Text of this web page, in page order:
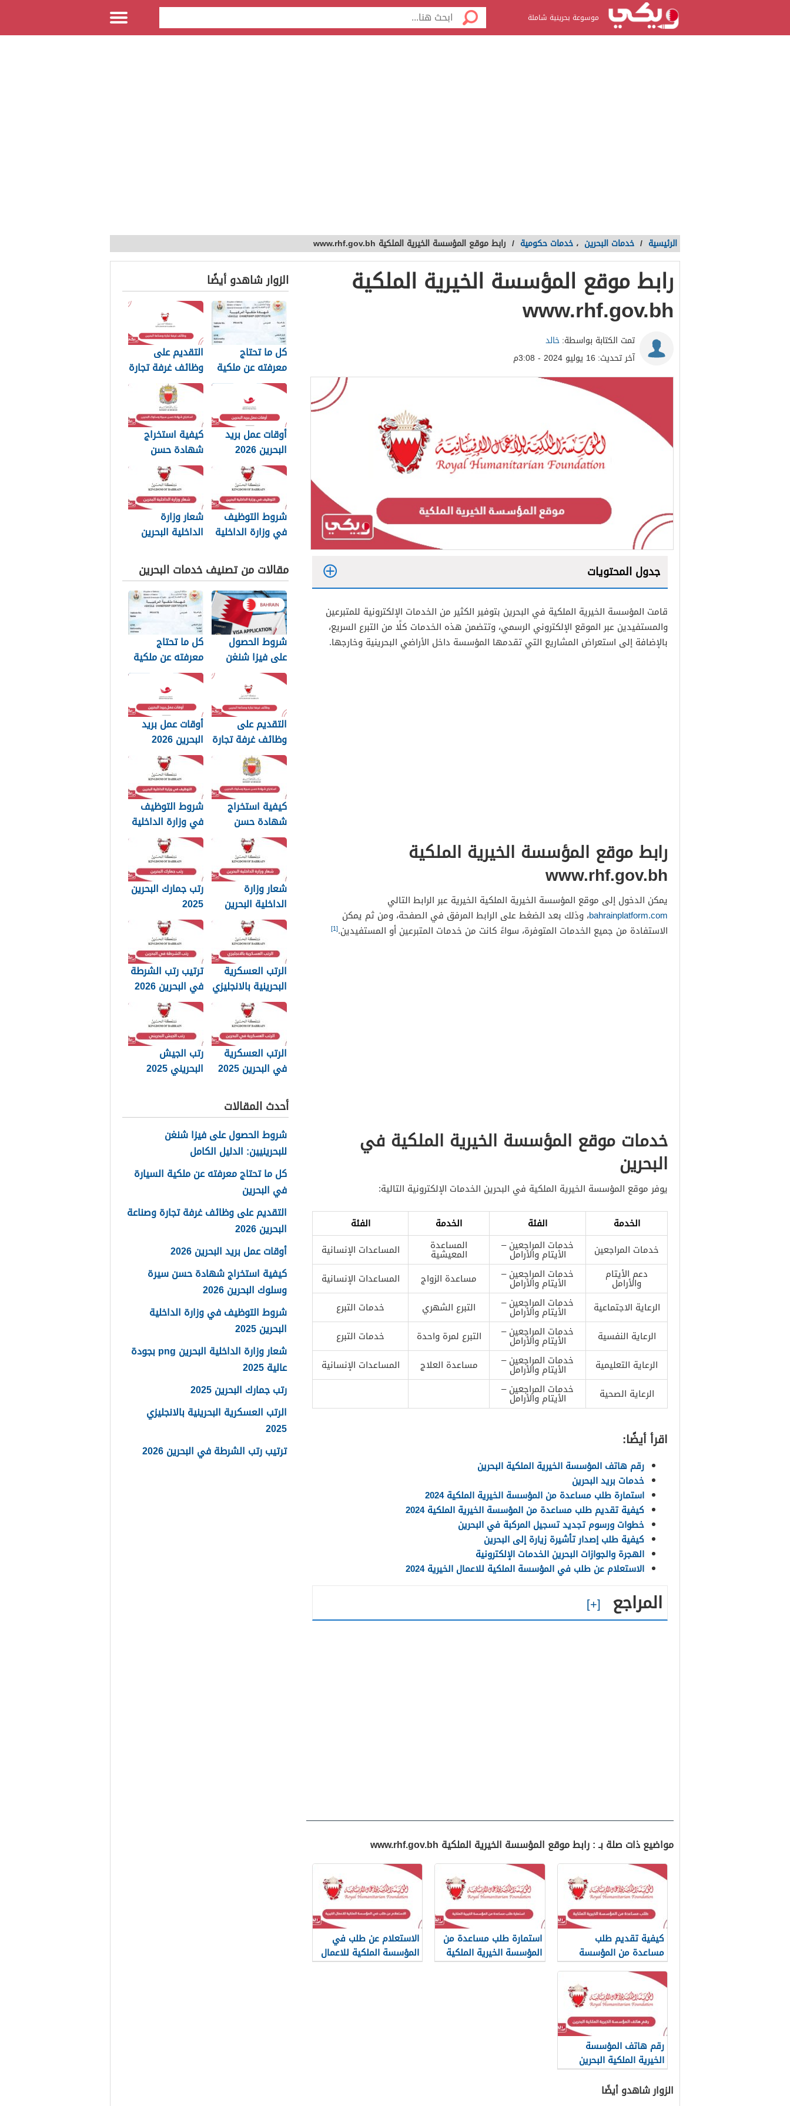
موسوعة بحرينية شاملة
الرئيسية / خدمات البحرين ، خدمات حكومية / رابط موقع المؤسسة الخيرية الملكية www.rhf.gov.bh
رابط موقع المؤسسة الخيرية الملكية
www.rhf.gov.bh
تمت الكتابة بواسطة:خالد
آخر تحديث: 16 يوليو 2024 - 3:08م
جدول المحتويات
2
قامت المؤسسة الخيرية الملكية في البحرين بتوفير الكثير من الخدمات الإلكترونية للمتبرعين
والمستفيدين عبر الموقع الإلكتروني الرسمي، وتتضمن هذه الخدمات كلًا من التبرع السريع،
بالإضافة إلى استعراض المشاريع التي تقدمها المؤسسة داخل الأراضي البحرينية وخارجها.
رابط موقع المؤسسة الخيرية الملكية
www.rhf.gov.bh
يمكن الدخول إلى موقع المؤسسة الخيرية الملكية الخيرية عبر الرابط التالي
bahrainplatform.com، وذلك بعد الضغط على الرابط المرفق في الصفحة، ومن ثم يمكن
الاستفادة من جميع الخدمات المتوفرة، سواءً كانت من خدمات المتبرعين أو المستفيدين.[1]
خدمات موقع المؤسسة الخيرية الملكية في
البحرين
يوفر موقع المؤسسة الخيرية الملكية في البحرين الخدمات الإلكترونية التالية:
الخدمة الفئة الخدمة
الفئة
خدمات المراجعين
خدمات المراجعين –
الأيتام والأرامل
المساعدة
المعيشية
المساعدات الإنسانية
دعم الأيتام
والأرامل
خدمات المراجعين –
الأيتام والأرامل مساعدة الزواج
المساعدات الإنسانية
الرعاية الاجتماعية
خدمات المراجعين –
الأيتام والأرامل التبرع الشهري
خدمات التبرع
الرعاية النفسية
خدمات المراجعين –
الأيتام والأرامل التبرع لمرة واحدة
خدمات التبرع
الرعاية التعليمية
خدمات المراجعين –
الأيتام والأرامل مساعدة العلاج
المساعدات الإنسانية
الرعاية الصحية
خدمات المراجعين –
الأيتام والأرامل
اقرأ أيضًا:
رقم هاتف المؤسسة الخيرية الملكية البحرين
خدمات بريد البحرين
استمارة طلب مساعدة من المؤسسة الخيرية الملكية 2024
كيفية تقديم طلب مساعدة من المؤسسة الخيرية الملكية 2024
خطوات ورسوم تجديد تسجيل المركبة في البحرين
كيفية طلب إصدار تأشيرة زيارة إلى البحرين
الهجرة والجوازات البحرين الخدمات الإلكترونية
الاستعلام عن طلب في المؤسسة الملكية للاعمال الخيرية 2024
المراجع
مواضيع ذات صلة بـ : رابط موقع المؤسسة الخيرية الملكية www.rhf.gov.bh
كيفية تقديم طلب
مساعدة من المؤسسة
الخيرية الملكية 2024
استمارة طلب مساعدة من
المؤسسة الخيرية الملكية
2024
الاستعلام عن طلب في
المؤسسة الملكية للاعمال
الخيرية 2024
رقم هاتف المؤسسة
الخيرية الملكية البحرين
الزوار شاهدو أيضًا
الزوار شاهدو أيضًا
كل ما تحتاج
معرفته عن ملكية
السيارة في
البحرين
التقديم على
وظائف غرفة تجارة
وصناعة البحرين
2026
أوقات عمل بريد
البحرين 2026
كيفية استخراج
شهادة حسن
سيرة وسلوك
البحرين 2026
شروط التوظيف
في وزارة الداخلية
شعار وزارة
الداخلية البحرين
2025
مقالات من تصنيف خدمات البحرين
شروط الحصول
على فيزا شنغن
للبحرينيين: الدليل
الكامل
كل ما تحتاج
معرفته عن ملكية
السيارة في
البحرين
التقديم على
وظائف غرفة تجارة
وصناعة البحرين
2026
أوقات عمل بريد
البحرين 2026
كيفية استخراج
شهادة حسن
سيرة وسلوك
البحرين 2026
شروط التوظيف
في وزارة الداخلية
البحرين 2025
شعار وزارة
الداخلية البحرين
png بجودة عالية
2025
رتب جمارك البحرين
2025
الرتب العسكرية
البحرينية بالانجليزي
2025
ترتيب رتب الشرطة
في البحرين 2026
الرتب العسكرية
في البحرين 2025
رتب الجيش
البحريني 2025
أحدث المقالات
شروط الحصول على فيزا شنغن
للبحرينيين: الدليل الكامل
كل ما تحتاج معرفته عن ملكية السيارة
في البحرين
التقديم على وظائف غرفة تجارة وصناعة
البحرين 2026
أوقات عمل بريد البحرين 2026
كيفية استخراج شهادة حسن سيرة
وسلوك البحرين 2026
شروط التوظيف في وزارة الداخلية
البحرين 2025
شعار وزارة الداخلية البحرين png بجودة
عالية 2025
رتب جمارك البحرين 2025
الرتب العسكرية البحرينية بالانجليزي
2025
ترتيب رتب الشرطة في البحرين 2026